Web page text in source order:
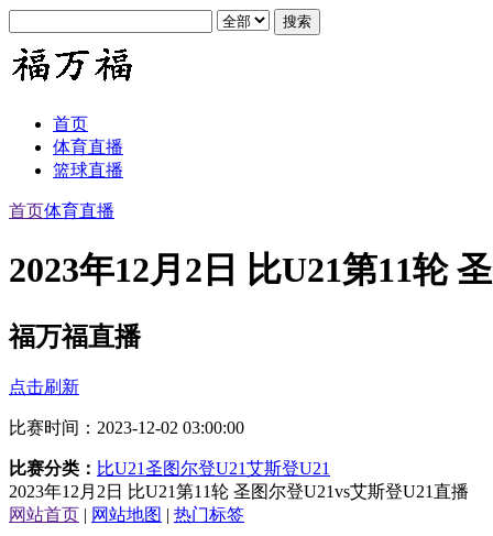
首页
体育直播
篮球直播
首页体育直播
2023年12月2日 比U21第11轮
福万福直播
点击刷新
比赛时间：2023-12-02 03:00:00
比赛分类： 比U21圣图尔登U21艾斯登U21
2023年12月2日 比U21第11轮 圣图尔登U21vs艾斯登U21直播
网站首页 | 网站地图 | 热门标签